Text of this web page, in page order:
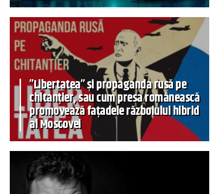
”Libertatea” și propaganda rusă pe
chitanțier, sau cum presa românească
promovează fațadele războiului hibrid
al Moscovei